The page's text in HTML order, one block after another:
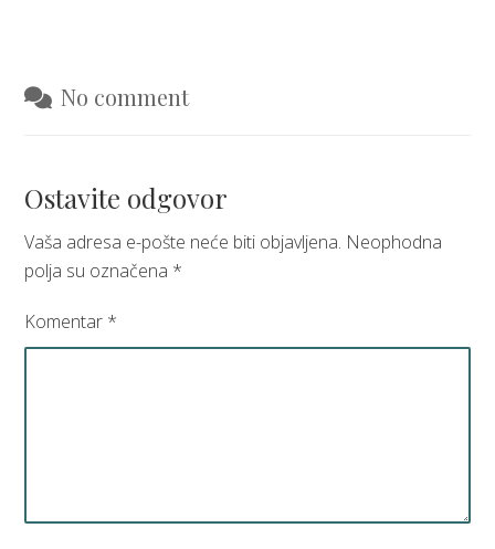
No comment
Ostavite odgovor
Vaša adresa e-pošte neće biti objavljena. Neophodna
polja su označena *
Komentar *